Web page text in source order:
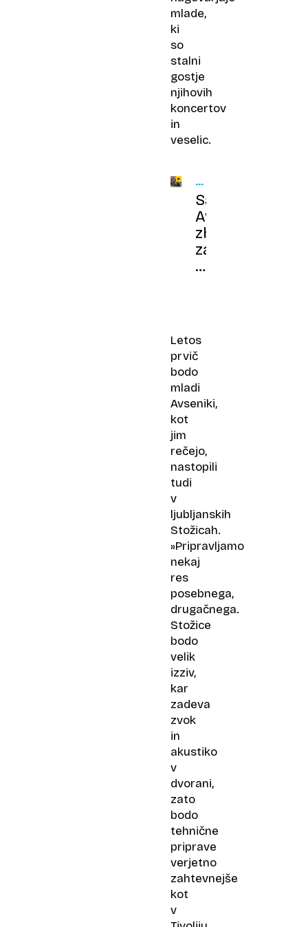
mlade,
ki
so
stalni
gostje
njihovih
koncertov
in
veselic.
ANSAMBEL
AVSENIK
Sašo
Avsenik
zbolel
za
redko
Letos
prvič
bodo
mladi
Avseniki,
kot
jim
rečejo,
nastopili
tudi
v
ljubljanskih
Stožicah.
»Pripravljamo
nekaj
res
posebnega,
drugačnega.
Stožice
bodo
velik
izziv,
kar
zadeva
zvok
in
akustiko
v
dvorani,
zato
bodo
tehnične
priprave
verjetno
zahtevnejše
kot
v